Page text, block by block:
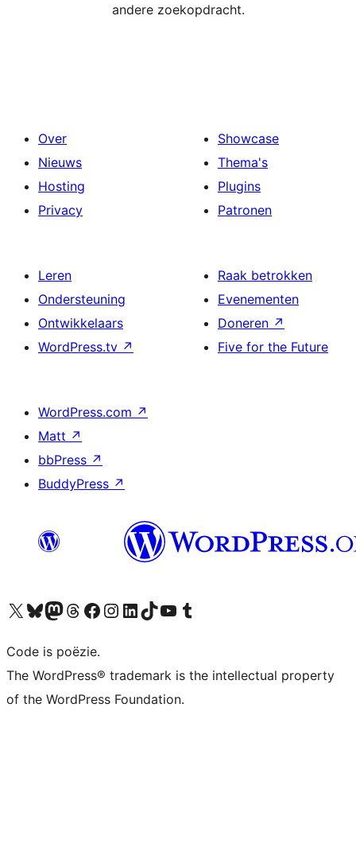
andere zoekopdracht.
Over
Nieuws
Hosting
Privacy
Showcase
Thema's
Plugins
Patronen
Leren
Ondersteuning
Ontwikkelaars
WordPress.tv ↗
Raak betrokken
Evenementen
Doneren ↗
Five for the Future
WordPress.com ↗
Matt ↗
bbPress ↗
BuddyPress ↗
Bezoek ons X (voorheen Twitter) account
Bezoek ons Bluesky account
Bezoek ons Mastodon account
Bezoek ons Threads account
Onze Facebook pagina bezoeken
Bezoek ons Instagram account
Bezoek ons LinkedIn account
Bezoek ons TikTok account
Bezoek ons YouTube kanaalBezoek ons Tumblr account
Code is poëzie.
The WordPress® trademark is the intellectual property
of the WordPress Foundation.